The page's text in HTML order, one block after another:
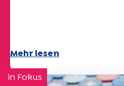
Mehr lesen
in Fokus